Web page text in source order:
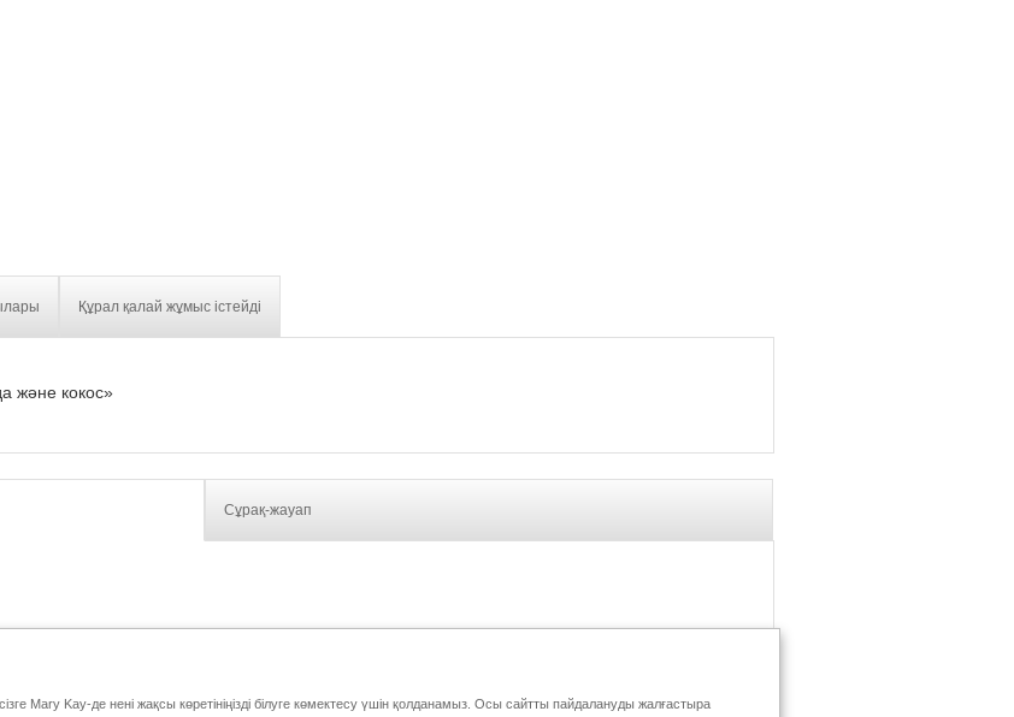
Құрал қалай жұмыс істейді
және кокос»
Сұрақ-жауап
Mary Kay-де нені жақсы көретініңізді білуге көмектесу үшін қолданамыз. Осы сайтты пайдалануды жалғастыра